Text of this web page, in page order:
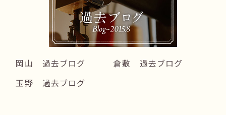
岡山 過去ブログ
倉敷 過去ブログ
玉野 過去ブログ